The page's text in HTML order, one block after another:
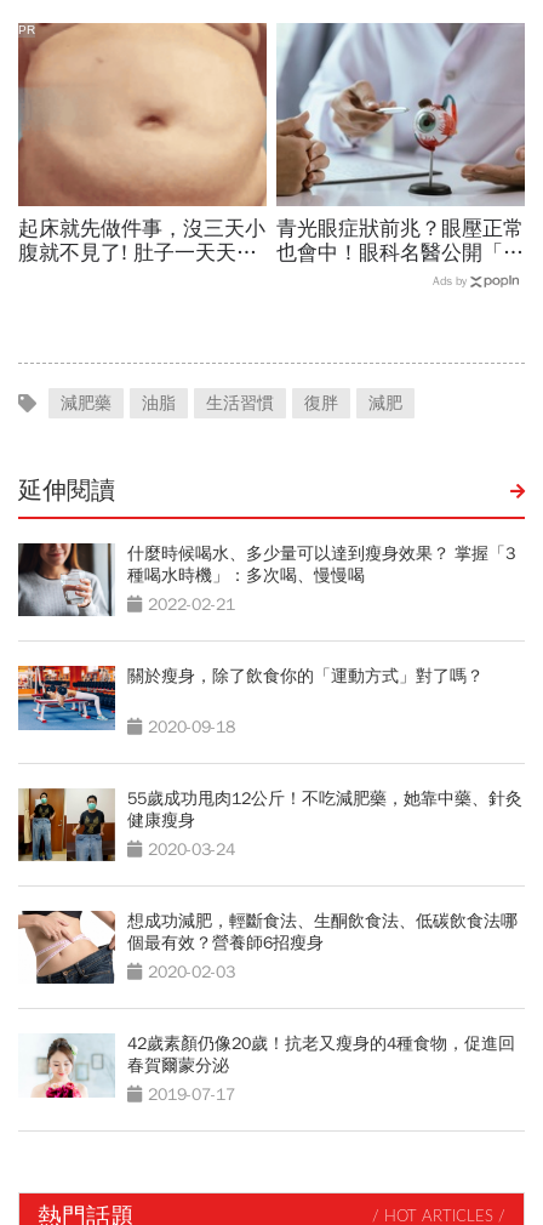
種方法「燃脂率大提升」
起床就先做件事，沒三天小
腹就不見了! 肚子一天天變
PR
青光眼症狀前兆？眼壓正常
也會中！眼科名醫公開「護
眼飲食＋自我檢測3步
Ads by
減肥藥 油脂 生活習慣 復胖 減肥
延伸閱讀
什麼時候喝水、多少量可以達到瘦身效果？ 掌握「3
種喝水時機」：多次喝、慢慢喝
2022-02-21
關於瘦身，除了飲食你的「運動方式」對了嗎？
2020-09-18
55歲成功甩肉12公斤！不吃減肥藥，她靠中藥、針灸
健康瘦身
2020-03-24
想成功減肥，輕斷食法、生酮飲食法、低碳飲食法哪
個最有效？營養師6招瘦身
2020-02-03
42歲素顏仍像20歲！抗老又瘦身的4種食物，促進回
春賀爾蒙分泌
2019-07-17
熱門話題 / HOT ARTICLES /